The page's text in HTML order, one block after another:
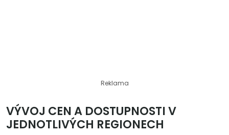
Reklama
VÝVOJ CEN A DOSTUPNOSTI V
JEDNOTLIVÝCH REGIONECH